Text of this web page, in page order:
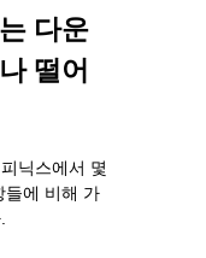
다운
떨어
닉스에서 몇
들에 비해 가